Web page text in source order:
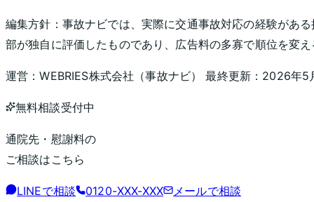
編集方針： 事故ナビでは、実際に交通事故対応の経験があ
部が独自に評価したものであり、広告料の多寡で順位を変
運営：WEBRIES株式会社 （事故ナビ） 最終更新： 2026年5
無料相談受付中
通院先・慰謝料の
ご相談はこちら
LINEで相談 0120-XXX-XXX メールで相談